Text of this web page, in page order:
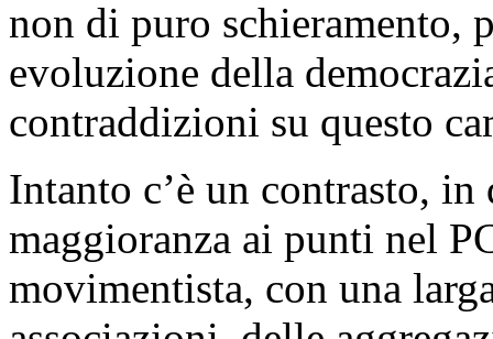
non di puro schieramento,
evoluzione della
contraddizioni su questo
Intanto c’è un contrasto, in
maggioranza ai punti nel
movimentista, con una